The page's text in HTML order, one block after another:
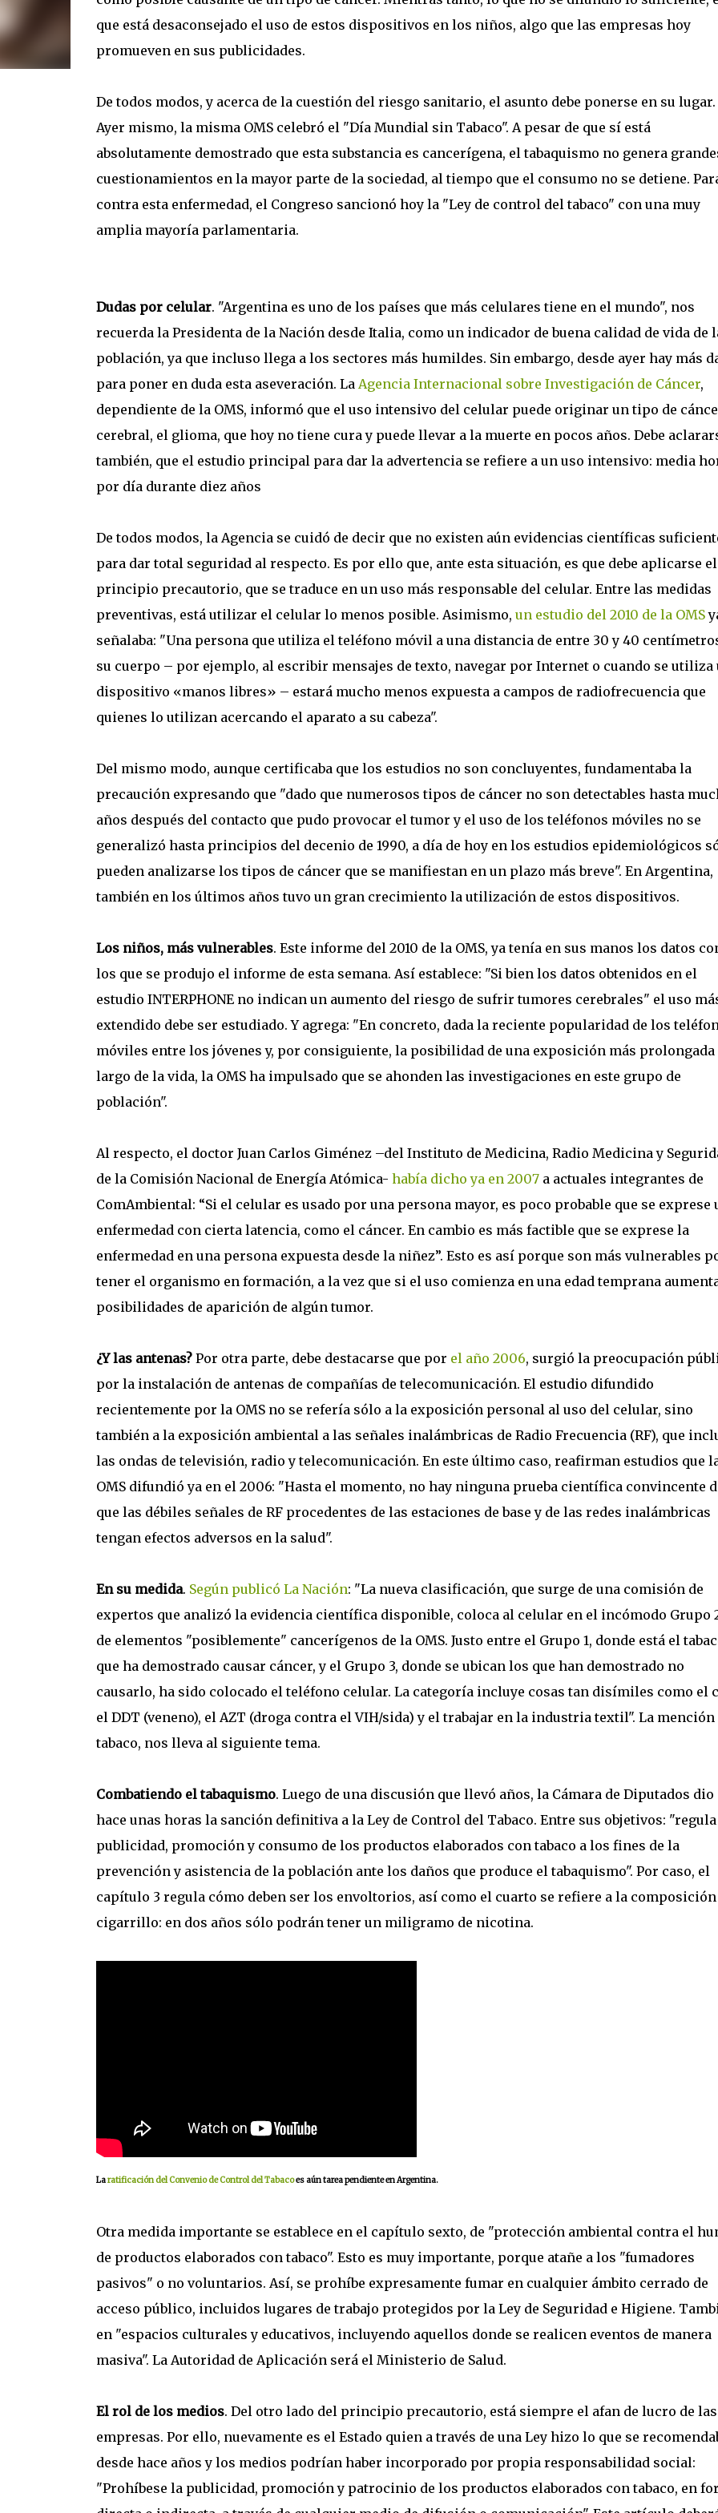
que está desaconsejado el uso de estos dispositivos en los niños, algo que las empresas hoy
promueven en sus publicidades.
De todos modos, y acerca de la cuestión del riesgo sanitario, el asunto debe ponerse en su lugar.
Ayer mismo, la misma OMS celebró el "Día Mundial sin Tabaco". A pesar de que sí está
absolutamente demostrado que esta substancia es cancerígena, el tabaquismo no genera
cuestionamientos en la mayor parte de la sociedad, al tiempo que el consumo no se detiene.
contra esta enfermedad, el Congreso sancionó hoy la "Ley de control del tabaco" con una muy
amplia mayoría parlamentaria.
Dudas por celular. "Argentina es uno de los países que más celulares tiene en el mundo", nos
recuerda la Presidenta de la Nación desde Italia, como un indicador de buena calidad de vida de
población, ya que incluso llega a los sectores más humildes. Sin embargo, desde ayer hay más
para poner en duda esta aseveración. La Agencia Internacional sobre Investigación de Cáncer,
dependiente de la OMS, informó que el uso intensivo del celular puede originar un tipo de
cerebral, el glioma, que hoy no tiene cura y puede llevar a la muerte en pocos años. Debe
también, que el estudio principal para dar la advertencia se refiere a un uso intensivo: media
por día durante diez años
De todos modos, la Agencia se cuidó de decir que no existen aún evidencias científicas
para dar total seguridad al respecto. Es por ello que, ante esta situación, es que debe aplicarse el
principio precautorio, que se traduce en un uso más responsable del celular. Entre las medidas
preventivas, está utilizar el celular lo menos posible. Asimismo, un estudio del 2010 de la OMS
señalaba: "Una persona que utiliza el teléfono móvil a una distancia de entre 30 y 40
su cuerpo – por ejemplo, al escribir mensajes de texto, navegar por Internet o cuando se utiliza
dispositivo «manos libres» – estará mucho menos expuesta a campos de radiofrecuencia que
quienes lo utilizan acercando el aparato a su cabeza".
Del mismo modo, aunque certificaba que los estudios no son concluyentes, fundamentaba la
precaución expresando que "dado que numerosos tipos de cáncer no son detectables hasta
años después del contacto que pudo provocar el tumor y el uso de los teléfonos móviles no se
generalizó hasta principios del decenio de 1990, a día de hoy en los estudios epidemiológicos
pueden analizarse los tipos de cáncer que se manifiestan en un plazo más breve". En Argentina,
también en los últimos años tuvo un gran crecimiento la utilización de estos dispositivos.
Los niños, más vulnerables. Este informe del 2010 de la OMS, ya tenía en sus manos los datos
los que se produjo el informe de esta semana. Así establece: "Si bien los datos obtenidos en el
estudio INTERPHONE no indican un aumento del riesgo de sufrir tumores cerebrales" el uso
extendido debe ser estudiado. Y agrega: "En concreto, dada la reciente popularidad de los
móviles entre los jóvenes y, por consiguiente, la posibilidad de una exposición más prolongada
largo de la vida, la OMS ha impulsado que se ahonden las investigaciones en este grupo de
población".
Al respecto, el doctor Juan Carlos Giménez –del Instituto de Medicina, Radio Medicina y
de la Comisión Nacional de Energía Atómica- había dicho ya en 2007a actuales integrantes de
ComAmbiental: “Si el celular es usado por una persona mayor, es poco probable que se exprese
enfermedad con cierta latencia, como el cáncer. En cambio es más factible que se exprese la
enfermedad en una persona expuesta desde la niñez”. Esto es así porque son más vulnerables
tener el organismo en formación, a la vez que si el uso comienza en una edad temprana
posibilidades de aparición de algún tumor.
¿Y las antenas?Por otra parte, debe destacarse que por el año 2006, surgió la preocupación
por la instalación de antenas de compañías de telecomunicación. El estudio difundido
recientemente por la OMS no se refería sólo a la exposición personal al uso del celular, sino
también a la exposición ambiental a las señales inalámbricas de Radio Frecuencia (RF), que
las ondas de televisión, radio y telecomunicación. En este último caso, reafirman estudios que
OMS difundió ya en el 2006: "Hasta el momento, no hay ninguna prueba científica convincente
que las débiles señales de RF procedentes de las estaciones de base y de las redes inalámbricas
tengan efectos adversos en la salud".
En su medida. Según publicó La Nación: "La nueva clasificación, que surge de una comisión de
expertos que analizó la evidencia científica disponible, coloca al celular en el incómodo Grupo
de elementos "posiblemente" cancerígenos de la OMS. Justo entre el Grupo 1, donde está el
que ha demostrado causar cáncer, y el Grupo 3, donde se ubican los que han demostrado no
causarlo, ha sido colocado el teléfono celular. La categoría incluye cosas tan disímiles como el
el DDT (veneno), el AZT (droga contra el VIH/sida) y el trabajar en la industria textil". La mención
tabaco, nos lleva al siguiente tema.
Combatiendo el tabaquismo. Luego de una discusión que llevó años, la Cámara de Diputados dio
hace unas horas la sanción definitiva a la Ley de Control del Tabaco. Entre sus objetivos:
publicidad, promoción y consumo de los productos elaborados con tabaco a los fines de la
prevención y asistencia de la población ante los daños que produce el tabaquismo". Por caso, el
capítulo 3 regula cómo deben ser los envoltorios, así como el cuarto se refiere a la
cigarrillo: en dos años sólo podrán tener un miligramo de nicotina.
Laratificación del Convenio de Control del Tabacoes aún tarea pendiente en Argentina.
Otra medida importante se establece en el capítulo sexto, de "protección ambiental contra el
de productos elaborados con tabaco". Esto es muy importante, porque atañe a los "fumadores
pasivos" o no voluntarios. Así, se prohíbe expresamente fumar en cualquier ámbito cerrado de
acceso público, incluidos lugares de trabajo protegidos por la Ley de Seguridad e Higiene.
en "espacios culturales y educativos, incluyendo aquellos donde se realicen eventos de manera
masiva". La Autoridad de Aplicación será el Ministerio de Salud.
El rol de los medios. Del otro lado del principio precautorio, está siempre el afan de lucro de las
empresas. Por ello, nuevamente es el Estado quien a través de una Ley hizo lo que se
desde hace años y los medios podrían haber incorporado por propia responsabilidad social:
"Prohíbese la publicidad, promoción y patrocinio de los productos elaborados con tabaco, en